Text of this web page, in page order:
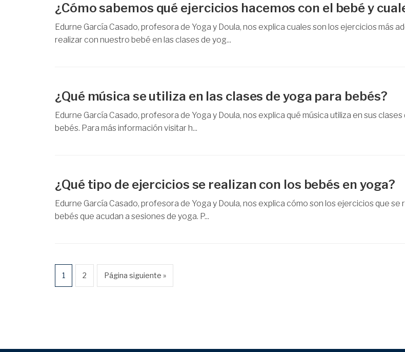
¿Cómo sabemos qué ejercicios hacemos con el bebé y
Edurne García Casado, profesora de Yoga y Doula, nos explica cuales son los ejercicios más
realizar con nuestro bebé en las clases de yog...
¿Qué música se utiliza en las clases de yoga para bebés?
Edurne García Casado, profesora de Yoga y Doula, nos explica qué música utiliza en sus
bebés. Para más información visitar h...
¿Qué tipo de ejercicios se realizan con los bebés en yoga?
Edurne García Casado, profesora de Yoga y Doula, nos explica cómo son los ejercicios que se
bebés que acudan a sesiones de yoga. P...
1 2 Página siguiente »